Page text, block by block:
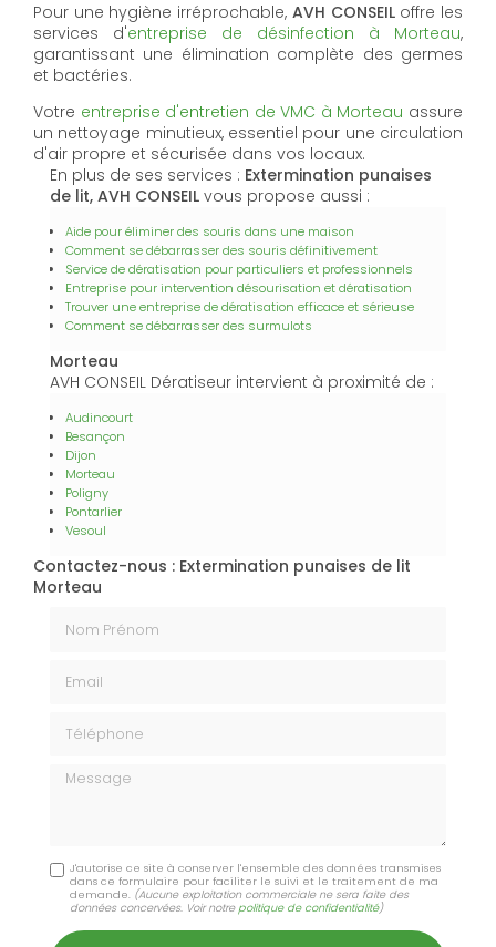
Pour une hygiène irréprochable, AVH CONSEILoffre les
services d'entreprise de désinfection à Morteau,
garantissant une élimination complète des germes
et bactéries.
Votre entreprise d'entretien de VMC à Morteau assure
un nettoyage minutieux, essentiel pour une circulation
d'air propre et sécurisée dans vos locaux.
En plus de ses services : Extermination punaises
de lit, AVH CONSEIL vous propose aussi :
Aide pour éliminer des souris dans une maison
Comment se débarrasser des souris définitivement
Service de dératisation pour particuliers et professionnels
Entreprise pour intervention désourisation et dératisation
Trouver une entreprise de dératisation efficace et sérieuse
Comment se débarrasser des surmulots
Morteau
AVH CONSEIL Dératiseur intervient à proximité de :
Audincourt
Besançon
Dijon
Morteau
Poligny
Pontarlier
Vesoul
Contactez-nous : Extermination punaises de lit
Morteau
Message
J'autorise ce site à conserver l'ensemble des données transmises
dans ce formulaire pour faciliter le suivi et le traitement de ma
demande. (Aucune exploitation commerciale ne sera faite des
données concervées. Voir notre politique de confidentialité)